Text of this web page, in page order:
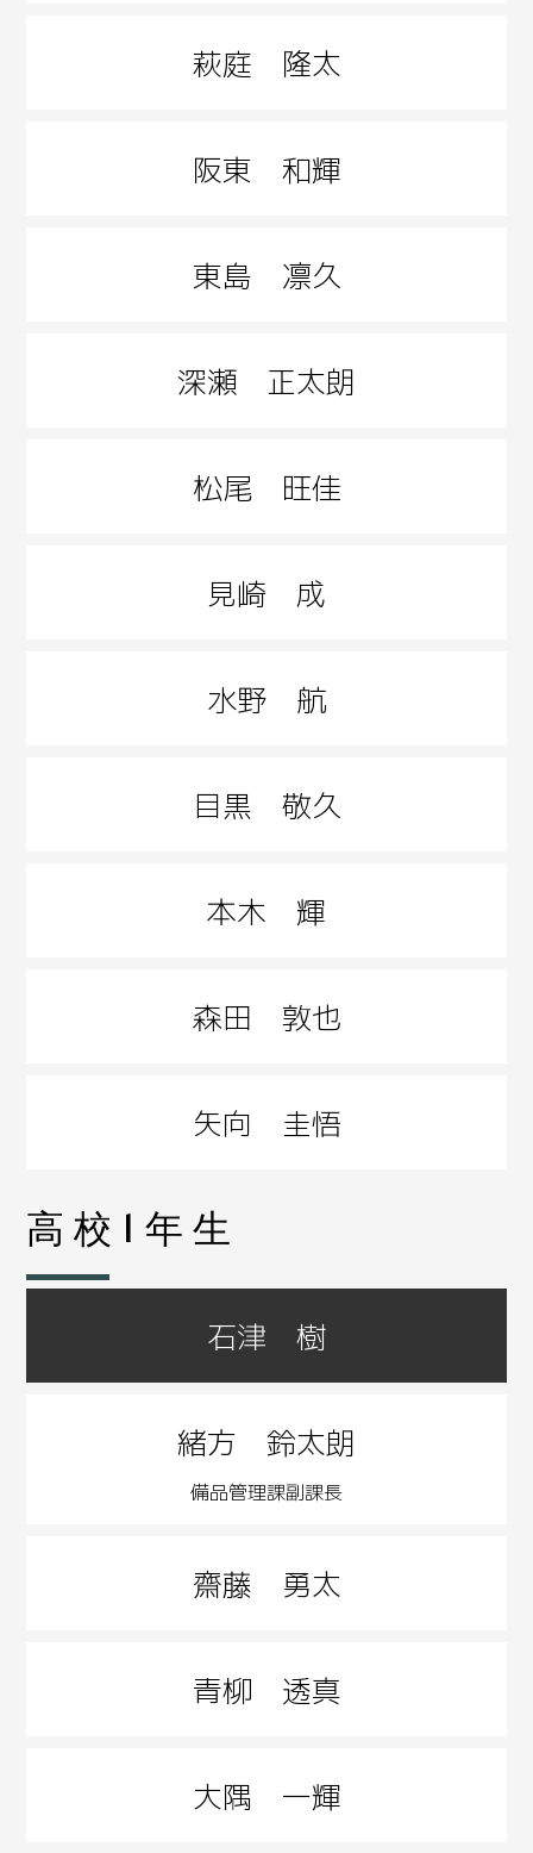
萩庭 隆太
阪東 和輝
東島 凛久
深瀬 正太朗
松尾 旺佳
見崎 成
水野 航
目黒 敬久
本木 輝
森田 敦也
矢向 圭悟
高校1年生
石津 樹
緒方 鈴太朗
備品管理課副課長
齋藤 勇太
青柳 透真
大隅 一輝